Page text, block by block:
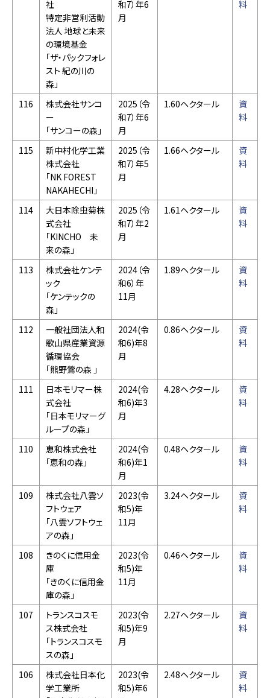
社
特定非営利活動
法人 地球と未来
の環境基金
「ザ・パックフォレ
スト 紀の川の
森」
和7）年6
月
料
116
株式会社サンコ
ー
「サンコーの森」
2025（令
和7）年6
月
1.60ヘクタール
資
料
115
新中村化学工業
株式会社
「NK FOREST
NAKAHECHI」
2025（令
和7）年5
月
1.66ヘクタール
資
料
114
大日本除虫菊株
式会社
「KINCHO 未
来の森」
2025（令
和7）年2
月
1.61ヘクタール
資
料
113
株式会社ケンテ
ック
「ケンテックの
森」
2024（令
和6）年
11月
1.89ヘクタール
資
料
112
一般社団法人和
歌山県産業資源
循環協会
「熊野鶯の森 」
2024(令
和6)年8
月
0.86ヘクタール
資
料
111
日本モリマー株
式会社
「日本モリマーグ
ループの森」
2024(令
和6)年3
月
4.28ヘクタール
資
料
110
恵和株式会社
「恵和の森」
2024(令
和6)年1
月
0.48ヘクタール
資
料
109
株式会社八雲ソ
フトウェア
「八雲ソフトウェ
アの森」
2023(令
和5)年
11月
3.24ヘクタール
資
料
108
きのくに信用金
庫
「きのくに信用金
庫の森」
2023(令
和5)年
11月
0.46ヘクタール
資
料
107
トランスコスモ
ス株式会社
「トランスコスモ
スの森」
2023(令
和5)年9
月
2.27ヘクタール
資
料
106
株式会社日本化
学工業所
2023(令
和5)年6
2.48ヘクタール
資
料